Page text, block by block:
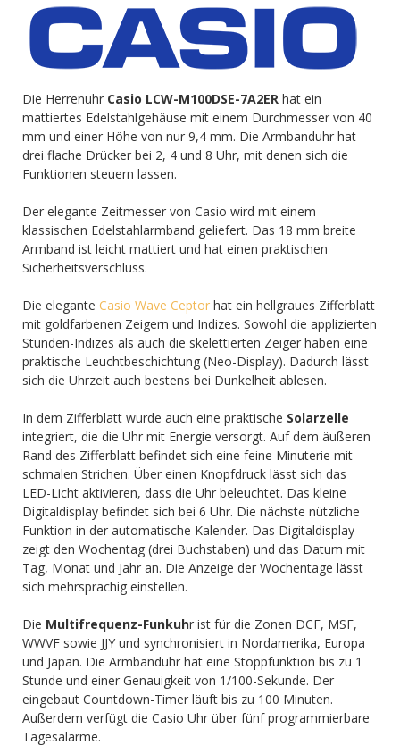
Die Herrenuhr Casio LCW-M100DSE-7A2ER hat ein
mattiertes Edelstahlgehäuse mit einem Durchmesser von 40
mm und einer Höhe von nur 9,4 mm. Die Armbanduhr hat
drei flache Drücker bei 2, 4 und 8 Uhr, mit denen sich die
Funktionen steuern lassen.
Der elegante Zeitmesser von Casio wird mit einem
klassischen Edelstahlarmband geliefert. Das 18 mm breite
Armband ist leicht mattiert und hat einen praktischen
Sicherheitsverschluss.
Die elegante Casio Wave Ceptor hat ein hellgraues Zifferblatt
mit goldfarbenen Zeigern und Indizes. Sowohl die applizierten
Stunden-Indizes als auch die skelettierten Zeiger haben eine
praktische Leuchtbeschichtung (Neo-Display). Dadurch lässt
sich die Uhrzeit auch bestens bei Dunkelheit ablesen.
In dem Zifferblatt wurde auch eine praktische Solarzelle
integriert, die die Uhr mit Energie versorgt. Auf dem äußeren
Rand des Zifferblatt befindet sich eine feine Minuterie mit
schmalen Strichen. Über einen Knopfdruck lässt sich das
LED-Licht aktivieren, dass die Uhr beleuchtet. Das kleine
Digitaldisplay befindet sich bei 6 Uhr. Die nächste nützliche
Funktion in der automatische Kalender. Das Digitaldisplay
zeigt den Wochentag (drei Buchstaben) und das Datum mit
Tag, Monat und Jahr an. Die Anzeige der Wochentage lässt
sich mehrsprachig einstellen.
Die Multifrequenz-Funkuhr ist für die Zonen DCF, MSF,
WWVF sowie JJY und synchronisiert in Nordamerika, Europa
und Japan. Die Armbanduhr hat eine Stoppfunktion bis zu 1
Stunde und einer Genauigkeit von 1/100-Sekunde. Der
eingebaut Countdown-Timer läuft bis zu 100 Minuten.
Außerdem verfügt die Casio Uhr über fünf programmierbare
Tagesalarme.